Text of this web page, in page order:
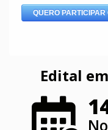
Edital